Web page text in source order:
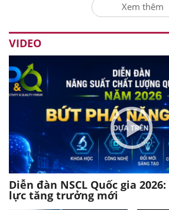
Xem thêm
VIDEO
Diễn đàn NSCL Quốc gia
lực tăng trưởng mới